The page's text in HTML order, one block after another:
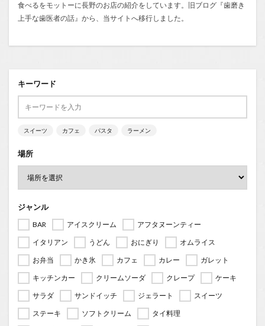
食べるをモットーに長野のお店の紹介をしています。旧ブログ『歯磨き
上手な歯医者の話』から、当サイトへ移行しました。
キーワード
スイーツ カフェ パスタ ラーメン
場所
ジャンル
BAR アイスクリーム
アフタヌーンティー
イタリアン
うどん おにぎり
オムライス
お弁当
かき氷 カフェ カレー
ガレット
キッチンカー
クリームソーダ クレープ
ケーキ
サラダ
サンドイッチ ジェラート
スイーツ
ステーキ
ソフトクリーム
タイ料理